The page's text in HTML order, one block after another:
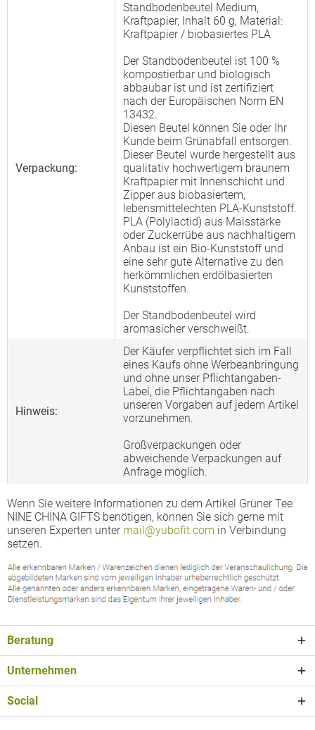
Verpackung:
Standbodenbeutel Medium,
Kraftpapier, Inhalt 60 g, Material:
Kraftpapier / biobasiertes PLA
Der Standbodenbeutel ist 100 %
kompostierbar und biologisch
abbaubar ist und ist zertifiziert
nach der Europäischen Norm EN
13432.
Diesen Beutel können Sie oder Ihr
Kunde beim Grünabfall entsorgen.
Dieser Beutel wurde hergestellt aus
qualitativ hochwertigem braunem
Kraftpapier mit Innenschicht und
Zipper aus biobasiertem,
lebensmittelechten PLA-Kunststoff.
PLA (Polylactid) aus Maisstärke
oder Zuckerrübe aus nachhaltigem
Anbau ist ein Bio-Kunststoff und
eine sehr gute Alternative zu den
herkömmlichen erdölbasierten
Kunststoffen.
Der Standbodenbeutel wird
aromasicher verschweißt.
Hinweis:
Der Käufer verpflichtet sich im Fall
eines Kaufs ohne Werbeanbringung
und ohne unser Pflichtangaben-
Label, die Pflichtangaben nach
unseren Vorgaben auf jedem Artikel
vorzunehmen.
Großverpackungen oder
abweichende Verpackungen auf
Anfrage möglich.
Wenn Sie weitere Informationen zu dem Artikel Grüner Tee
NINE CHINA GIFTS benötigen, können Sie sich gerne mit
unseren Experten unter mail@yubofit.com in Verbindung
setzen.
Beratung
Unternehmen
Social